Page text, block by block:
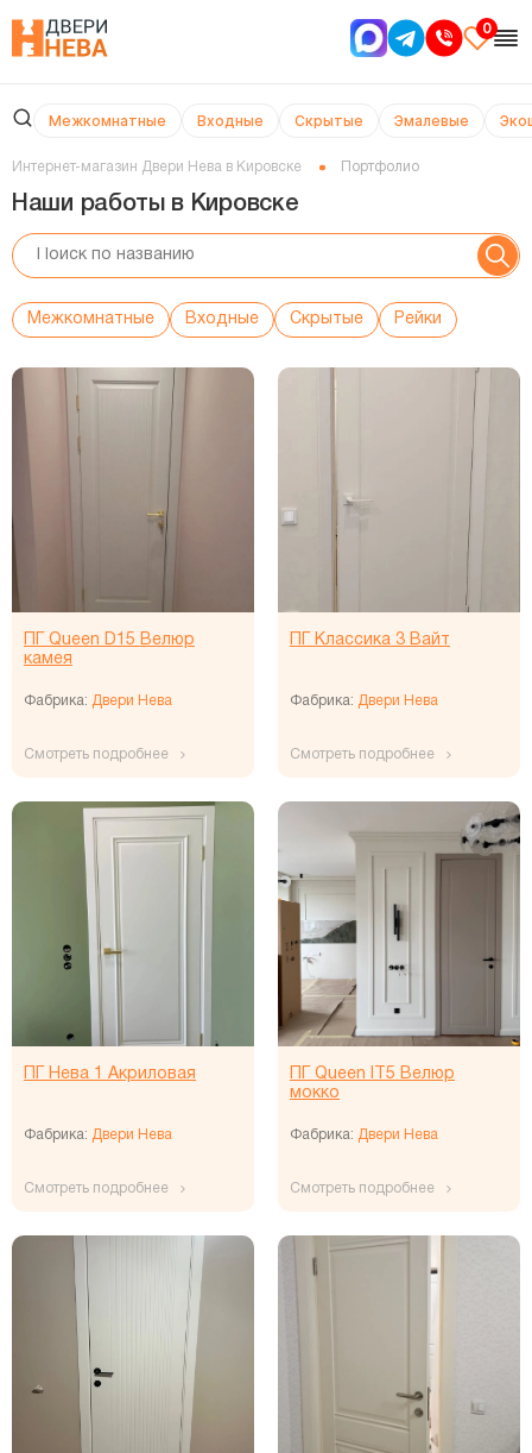
0
Межкомнатные Входные Скрытые Эмалевые
Интернет-магазин Двери Нева в Кировске Портфолио
Наши работы в Кировске
Межкомнатные Входные Скрытые Рейки
ПГ Queen D15 Велюр
камея
Фабрика: Двери Нева
Смотреть подробнее
ПГ Классика 3 Вайт
Фабрика: Двери Нева
Смотреть подробнее
ПГ Нева 1 Акриловая
Фабрика: Двери Нева
Смотреть подробнее
ПГ Queen IT5 Велюр
мокко
Фабрика: Двери Нева
Смотреть подробнее